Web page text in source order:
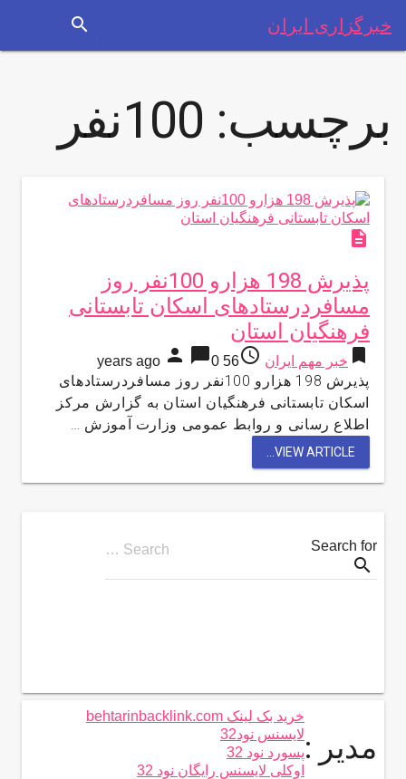
خبرگزاری ایران search
برچسب: 100نفر
description
پذیرش 198 هزارو 100نفر روز
مسافردرستادهای اسکان تابستانی
فرهنگیان استان
bookmark خبر مهم ایران access_time
56 years ago
person chat_bubble0
پذیرش 198 هزارو 100نفر روز مسافردرستادهای
اسکان تابستانی فرهنگیان استان به گزارش مركز
اطلاع رسانی و روابط عمومی وزارت آموزش …
VIEW ARTICLE...
Search for
Search …
search
مدیر :
خرید بک لینک behtarinbacklink.com
لایسنس نود32
پسورد نود 32
اوکلی لایسنس رایگان نود 32